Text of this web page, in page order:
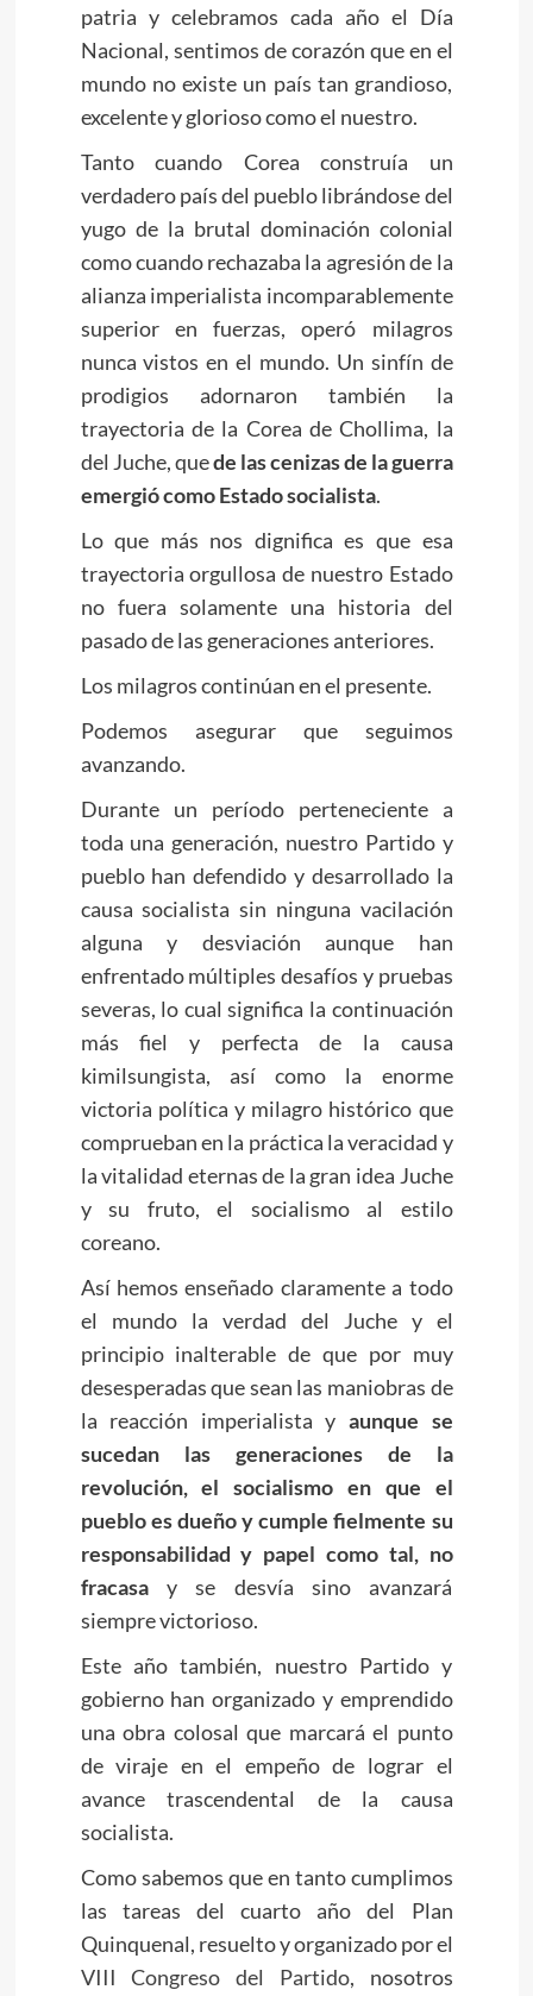
patria y celebramos cada año el Día
Nacional, sentimos de corazón que en el
mundo no existe un país tan grandioso,
excelente y glorioso como el nuestro.
Tanto cuando Corea construía un
verdadero país del pueblo librándose del
yugo de la brutal dominación colonial
como cuando rechazaba la agresión de la
alianza imperialista incomparablemente
superior en fuerzas, operó milagros
nunca vistos en el mundo. Un sinfín de
prodigios adornaron también la
trayectoria de la Corea de Chollima, la
del Juche, quede las cenizas de la guerra
emergió como Estado socialista.
Lo que más nos dignifica es que esa
trayectoria orgullosa de nuestro Estado
no fuera solamente una historia del
pasado de las generaciones anteriores.
Los milagros continúan en el presente.
Podemos asegurar que seguimos
avanzando.
Durante un período perteneciente a
toda una generación, nuestro Partido y
pueblo han defendido y desarrollado la
causa socialista sin ninguna vacilación
alguna y desviación aunque han
enfrentado múltiples desafíos y pruebas
severas, lo cual significa la continuación
más fiel y perfecta de la causa
kimilsungista, así como la enorme
victoria política y milagro histórico que
comprueban en la práctica la veracidad y
la vitalidad eternas de la gran idea Juche
y su fruto, el socialismo al estilo
coreano.
Así hemos enseñado claramente a todo
el mundo la verdad del Juche y el
principio inalterable de que por muy
desesperadas que sean las maniobras de
la reacción imperialista y aunque se
sucedan las generaciones de la
revolución, el socialismo en que el
pueblo es dueño y cumple fielmente su
responsabilidad y papel como tal, no
fracasay se desvía sino avanzará
siempre victorioso.
Este año también, nuestro Partido y
gobierno han organizado y emprendido
una obra colosal que marcará el punto
de viraje en el empeño de lograr el
avance trascendental de la causa
socialista.
Como sabemos que en tanto cumplimos
las tareas del cuarto año del Plan
Quinquenal, resuelto y organizado por el
VIII Congreso del Partido, nosotros